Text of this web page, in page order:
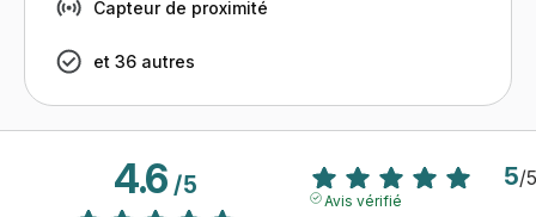
Capteur de proximité
et 36 autres
4.6/5 5/5
Avis vérifié